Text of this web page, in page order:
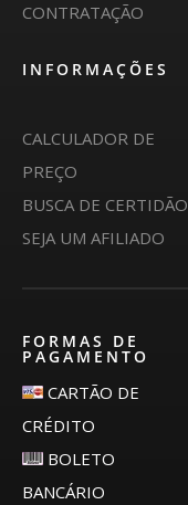
CONTRATAÇÃO
INFORMAÇÕES
CALCULADOR DE
PREÇO
BUSCA DE CERTIDÃO
SEJA UM AFILIADO
FORMAS DE
PAGAMENTO
CARTÃO DE
CRÉDITO
BOLETO
BANCÁRIO